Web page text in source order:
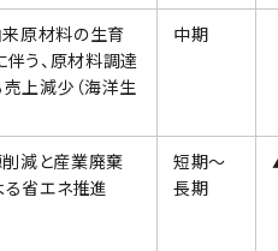
来原材料の生育
う、原材料調達
上減少（海洋生
中期
削減と産業廃棄
省エネ推進
短期～
長期